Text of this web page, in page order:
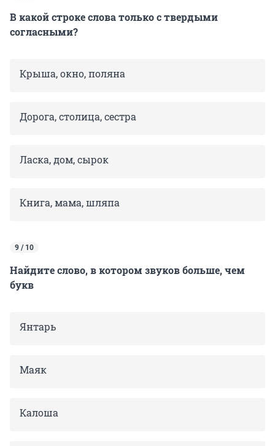
В какой строке слова только с твердыми
согласными?
Крыша, окно, поляна
Дорога, столица, сестра
Ласка, дом, сырок
Книга, мама, шляпа
9 / 10
Найдите слово, в котором звуков больше, чем
букв
Янтарь
Маяк
Калоша